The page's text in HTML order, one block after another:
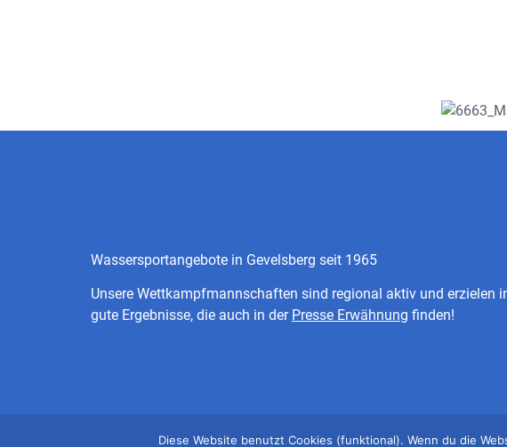
Wassersportangebote in Gevelsberg seit 1965
Unsere Wettkampfmannschaften sind regional aktiv und erzielen
gute Ergebnisse, die auch in der Presse Erwähnung finden!
Diese Website benutzt Cookies (funktional). Wenn du die